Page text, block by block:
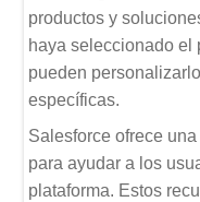
productos y
haya seleccionado el
pueden
específicas.
Salesforce ofrece
para ayudar a los
plataforma. Estos